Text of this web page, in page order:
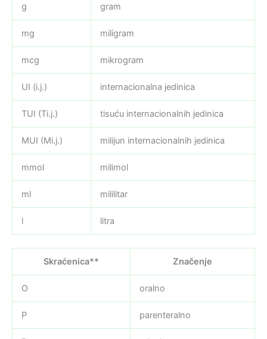
g gram
mg miligram
mcg mikrogram
UI (i.j.) internacionalna jedinica
TUI (Ti.j.) tisuću internacionalnih jedinica
MUI (Mi.j.) milijun internacionalnih jedinica
mmol milimol
ml mililitar
l litra
Skraćenica** Značenje
O oralno
P parenteralno